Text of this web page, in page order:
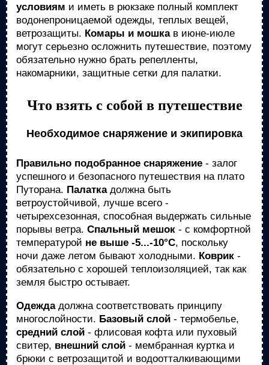
условиям и иметь в рюкзаке полный комплект
водонепроницаемой одежды, теплых вещей,
ветрозащиты. Комары и мошкав июне-июле
могут серьезно осложнить путешествие, поэтому
обязательно нужно брать репелленты,
накомарники, защитные сетки для палатки.
Что взять с собой в путешествие
Необходимое снаряжение и экипировка
Правильно подобранное снаряжение - залог
успешного и безопасного путешествия на плато
Путорана. Палаткадолжна быть
ветроустойчивой, лучше всего -
четырехсезонная, способная выдержать сильные
порывы ветра. Спальный мешок - с комфортной
температурой не выше -5...-10°C, поскольку
ночи даже летом бывают холодными. Коврик -
обязательно с хорошей теплоизоляцией, так как
земля быстро остывает.
Одеждадолжна соответствовать принципу
многослойности. Базовый слой - термобелье,
средний слой - флисовая кофта или пуховый
свитер, внешний слой - мембранная куртка и
брюки с ветрозащитой и водоотталкивающими